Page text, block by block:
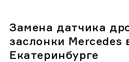
Замена датчика
заслонки Mercedes
Екатеринбурге